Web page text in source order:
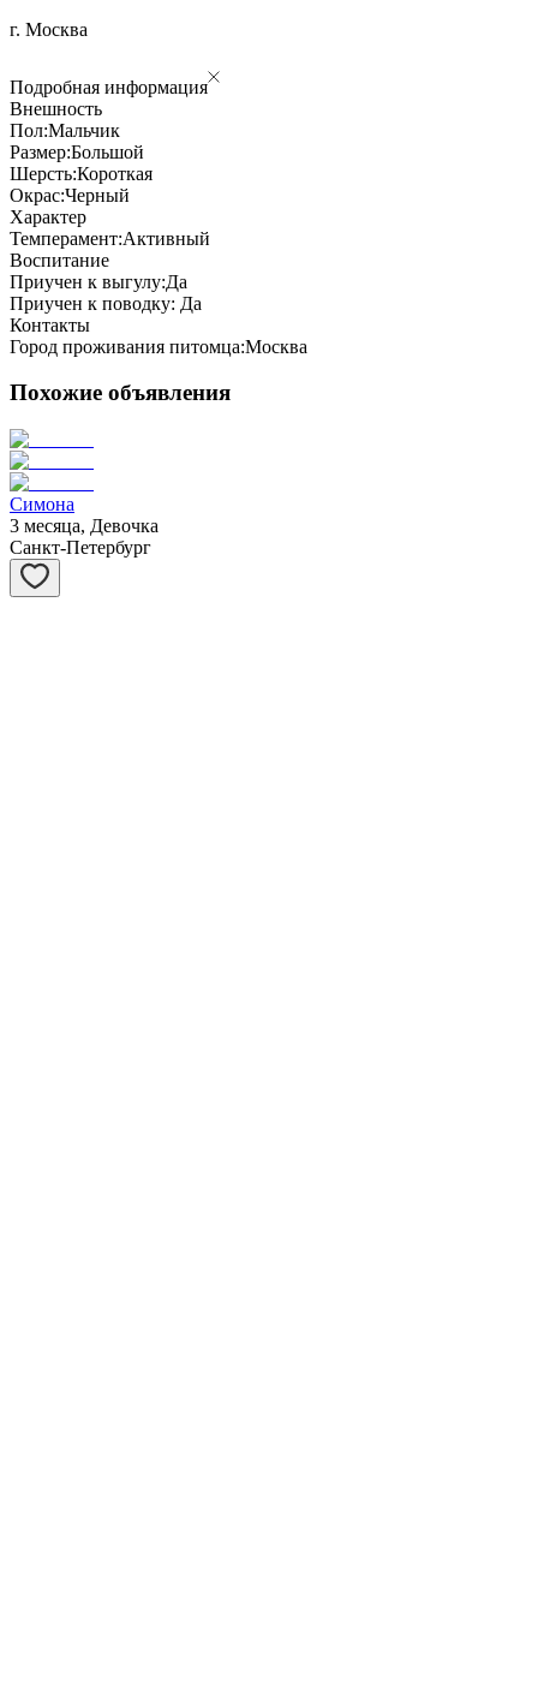
г. Москва
Подробная информация
Внешность
Пол:Мальчик
Размер:Большой
Шерсть:Короткая
Окрас:Черный
Характер
Темперамент:Активный
Воспитание
Приучен к выгулу:Да
Приучен к поводку: Да
Контакты
Город проживания питомца:Москва
Похожие объявления
Симона
3 месяца, Девочка
Санкт-Петербург